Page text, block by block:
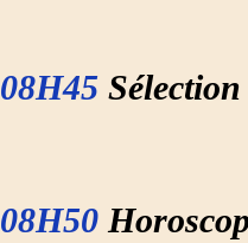
08H45
08H50